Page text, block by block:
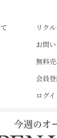
リク
お問
無料
会員
ログ